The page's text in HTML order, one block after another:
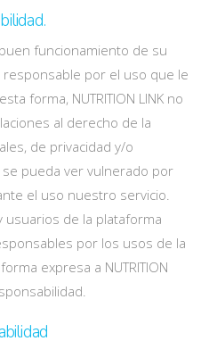
buen funcionamiento de su
por el uso que le
forma, NUTRITION LINK no
al derecho de la
de privacidad y/o
pueda ver vulnerado por
el uso nuestro servicio.
usuarios de la plataforma
por los usos de la
expresa a NUTRITION